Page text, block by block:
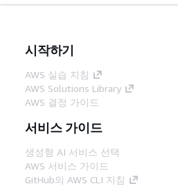
시작하기
AWS 실습 지침
AWS Solutions Library
AWS 결정 가이드
서비스 가이드
생성형 AI 서비스 선택
AWS 서비스 가이드
GitHub의 AWS CLI 지침